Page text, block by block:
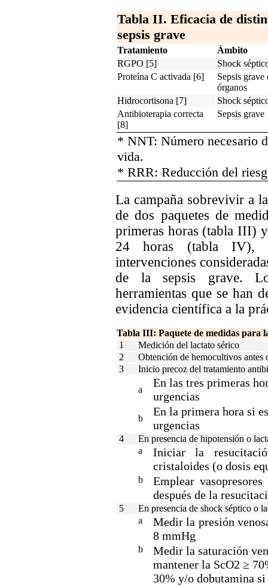
Tabla II. Eficacia de
sepsis grave
Tratamiento
Ámbito
RGPO [5]
Shock
Proteína C activada [6]
Sepsis
órganos
Hidrocortisona [7]
Shock
Antibioterapia correcta
[8]
Sepsis grave
* NNT: Número necesario
vida.
* RRR: Reducción del
La campaña sobrevivir a
de dos paquetes de
primeras horas (tabla III)
24 horas (tabla IV),
intervenciones
de la sepsis grave.
herramientas que se han
evidencia científica a la
Tabla III: Paquete de medidas para
1
Medición del lactato sérico
2
Obtención de hemocultivos
3
Inicio precoz del tratamiento
a
En las tres primeras
urgencias
b
En la primera hora si
urgencias
4
En presencia de hipotensión o
a
Iniciar la
cristaloides (o dosis
b
Emplear
después de la
5
En presencia de shock séptico o
a
Medir la presión
8 mmHg
b
Medir la saturación
mantener la ScO2 ≥
30% y/o dobutamina